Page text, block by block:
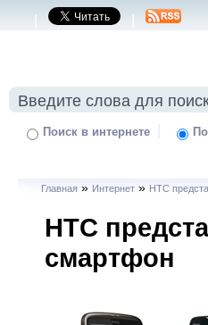
| |
Поиск в интернете |
Главная » Интернет » HTC
HTC
смартфон